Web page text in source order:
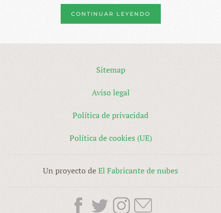
CONTINUAR LEYENDO
Sitemap
Aviso legal
Política de privacidad
Política de cookies (UE)
Un proyecto deEl Fabricante de nubes